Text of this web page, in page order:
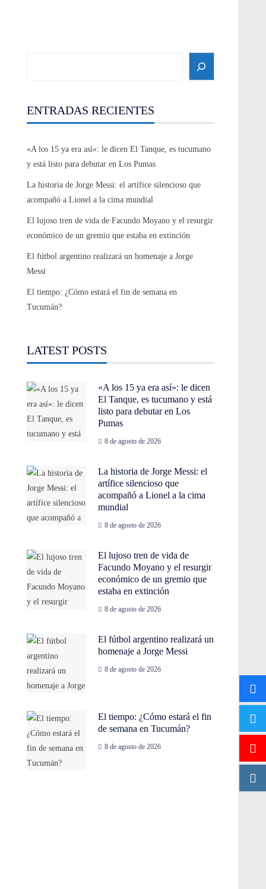
ENTRADAS RECIENTES
«A los 15 ya era así»: le dicen El Tanque, es tucumano
y está listo para debutar en Los Pumas
La historia de Jorge Messi: el artífice silencioso que
acompañó a Lionel a la cima mundial
El lujoso tren de vida de Facundo Moyano y el resurgir
económico de un gremio que estaba en extinción
El fútbol argentino realizará un homenaje a Jorge
Messi
El tiempo: ¿Cómo estará el fin de semana en
Tucumán?
LATEST POSTS
«A los 15 ya era así»: le dicen
El Tanque, es tucumano y está
listo para debutar en Los
Pumas
8 de agosto de 2026
La historia de Jorge Messi: el
artífice silencioso que
acompañó a Lionel a la cima
mundial
8 de agosto de 2026
El lujoso tren de vida de
Facundo Moyano y el resurgir
económico de un gremio que
estaba en extinción
8 de agosto de 2026
El fútbol argentino realizará un
homenaje a Jorge Messi
8 de agosto de 2026
El tiempo: ¿Cómo estará el fin
de semana en Tucumán?
8 de agosto de 2026